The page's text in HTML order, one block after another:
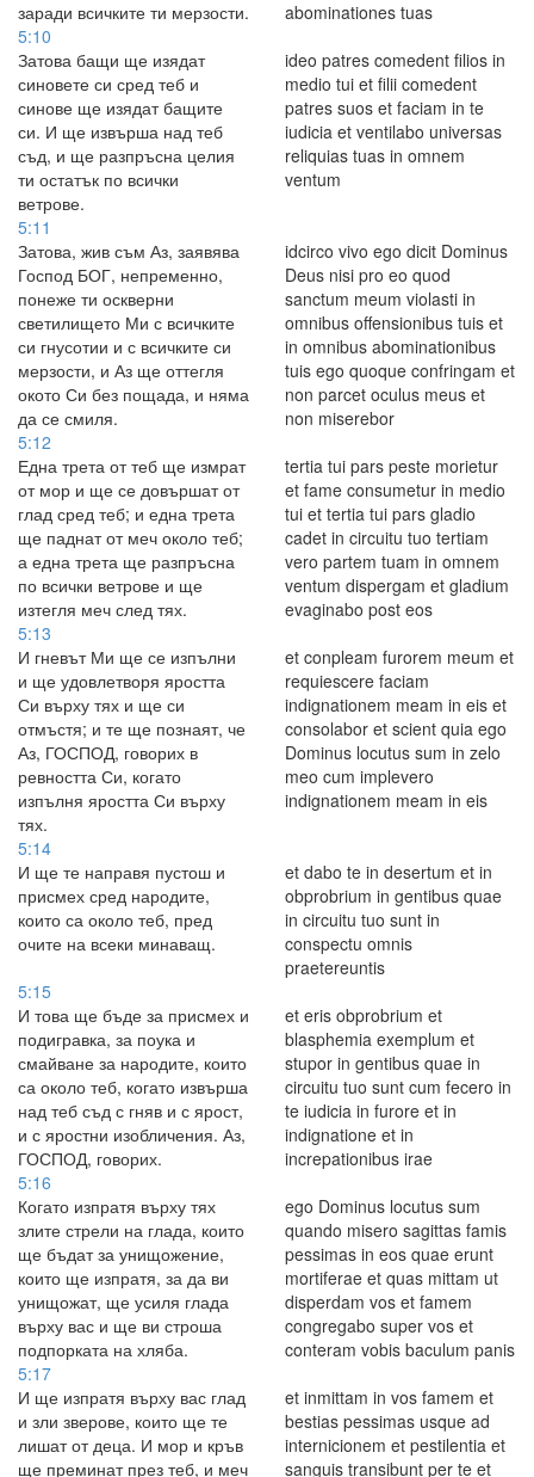
заради всичките ти мерзости.
abominationes tuas
5:10
Затова бащи ще изядат
синовете си сред теб и
синове ще изядат бащите
си. И ще извърша над теб
съд, и ще разпръсна целия
ти остатък по всички
ветрове.
ideo patres comedent filios in
medio tui et filii comedent
patres suos et faciam in te
iudicia et ventilabo universas
reliquias tuas in omnem
ventum
5:11
Затова, жив съм Аз, заявява
Господ БОГ, непременно,
понеже ти оскверни
светилището Ми с всичките
си гнусотии и с всичките си
мерзости, и Аз ще оттегля
окото Си без пощада, и няма
да се смиля.
idcirco vivo ego dicit Dominus
Deus nisi pro eo quod
sanctum meum violasti in
omnibus offensionibus tuis et
in omnibus abominationibus
tuis ego quoque confringam et
non parcet oculus meus et
non miserebor
5:12
Една трета от теб ще измрат
от мор и ще се довършат от
глад сред теб; и една трета
ще паднат от меч около теб;
а една трета ще разпръсна
по всички ветрове и ще
изтегля меч след тях.
tertia tui pars peste morietur
et fame consumetur in medio
tui et tertia tui pars gladio
cadet in circuitu tuo tertiam
vero partem tuam in omnem
ventum dispergam et gladium
evaginabo post eos
5:13
И гневът Ми ще се изпълни
и ще удовлетворя яростта
Си върху тях и ще си
отмъстя; и те ще познаят, че
Аз, ГОСПОД, говорих в
ревността Си, когато
изпълня яростта Си върху
тях.
et conpleam furorem meum et
requiescere faciam
indignationem meam in eis et
consolabor et scient quia ego
Dominus locutus sum in zelo
meo cum implevero
indignationem meam in eis
5:14
И ще те направя пустош и
присмех сред народите,
които са около теб, пред
очите на всеки минаващ.
et dabo te in desertum et in
obprobrium in gentibus quae
in circuitu tuo sunt in
conspectu omnis
praetereuntis
5:15
И това ще бъде за присмех и
подигравка, за поука и
смайване за народите, които
са около теб, когато извърша
над теб съд с гняв и с ярост,
и с яростни изобличения. Аз,
ГОСПОД, говорих.
et eris obprobrium et
blasphemia exemplum et
stupor in gentibus quae in
circuitu tuo sunt cum fecero in
te iudicia in furore et in
indignatione et in
increpationibus irae
5:16
Когато изпратя върху тях
злите стрели на глада, които
ще бъдат за унищожение,
които ще изпратя, за да ви
унищожат, ще усиля глада
върху вас и ще ви строша
подпорката на хляба.
ego Dominus locutus sum
quando misero sagittas famis
pessimas in eos quae erunt
mortiferae et quas mittam ut
disperdam vos et famem
congregabo super vos et
conteram vobis baculum panis
5:17
И ще изпратя върху вас глад
и зли зверове, които ще те
лишат от деца. И мор и кръв
ще преминат през теб, и меч
et inmittam in vos famem et
bestias pessimas usque ad
internicionem et pestilentia et
sanguis transibunt per te et